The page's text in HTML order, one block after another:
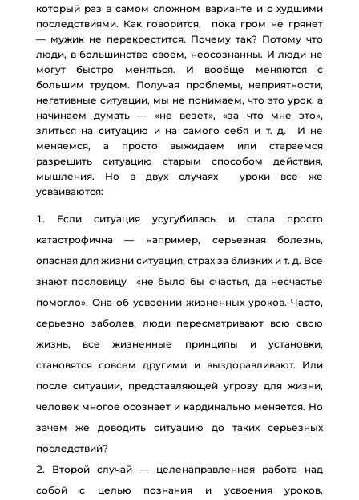
который раз в самом сложном варианте и с худшими
последствиями. Как говорится, пока гром не грянет
— мужик не перекрестится. Почему так? Потому что
люди, в большинстве своем, неосознанны. И люди не
могут быстро меняться. И вообще меняются с
большим трудом. Получая проблемы, неприятности,
негативные ситуации, мы не понимаем, что это урок, а
начинаем думать — «не везет», «за что мне это»,
злиться на ситуацию и на самого себя и т. д. И не
меняемся, а просто выжидаем или стараемся
разрешить ситуацию старым способом действия,
мышления. Но в двух случаях уроки все же
усваиваются:
Если ситуация усугубилась и стала просто
катастрофична — например, серьезная болезнь,
опасная для жизни ситуация, страх за близких и т. д. Все
знают пословицу «не было бы счастья, да несчастье
помогло». Она об усвоении жизненных уроков. Часто,
серьезно заболев, люди пересматривают всю свою
жизнь, все жизненные принципы и установки,
становятся совсем другими и выздоравливают. Или
после ситуации, представляющей угрозу для жизни,
человек многое осознает и кардинально меняется. Но
зачем же доводить ситуацию до таких серьезных
последствий?
Второй случай — целенаправленная работа над
собой с целью познания и усвоения уроков,